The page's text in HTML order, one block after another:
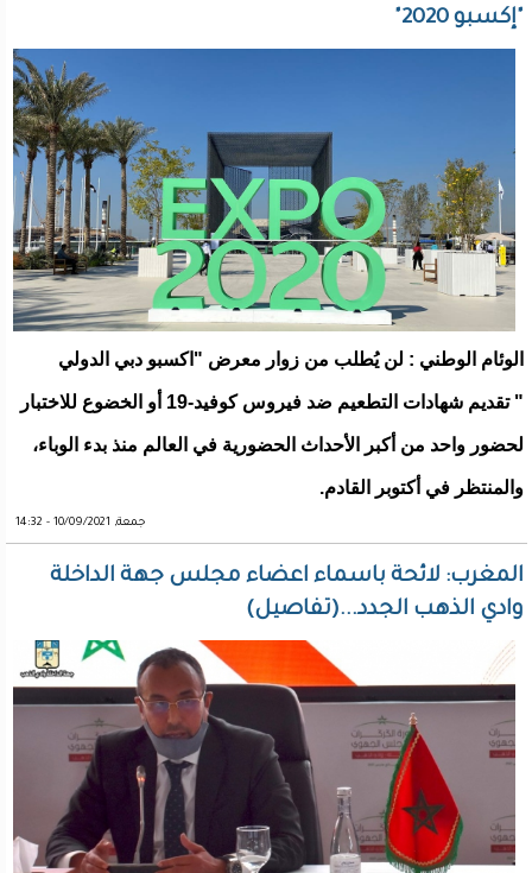
"إكسبو 2020"
الوئام الوطني : لن يُطلب من زوار معرض "اكسبو دبي الدولي
" تقديم شهادات التطعيم ضد فيروس كوفيد-19 أو الخضوع للاختبار
لحضور واحد من أكبر الأحداث الحضورية في العالم منذ بدء الوباء،
والمنتظر في أكتوبر القادم.
جمعة, 10/09/2021 - 14:32
المغرب: لائحة باسماء اعضاء مجلس جهة الداخلة
وادي الذهب الجدد...(تفاصيل)